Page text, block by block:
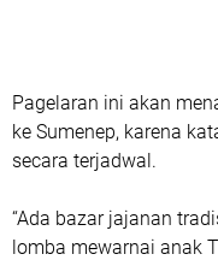
Pagelaran ini akan
ke Sumenep, karena
secara terjadwal.
“Ada bazar jajanan
lomba mewarnai anak